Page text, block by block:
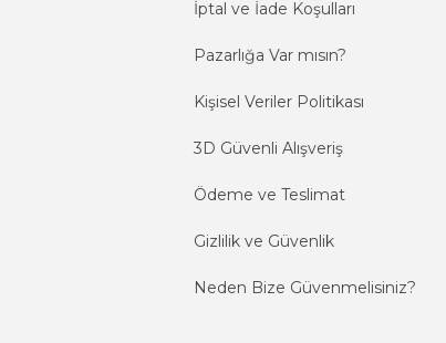
İptal ve İade Koşulları
Pazarlığa Var mısın?
Kişisel Veriler Politikası
3D Güvenli Alışveriş
Ödeme ve Teslimat
Gizlilik ve Güvenlik
Neden Bize Güvenmelisiniz?